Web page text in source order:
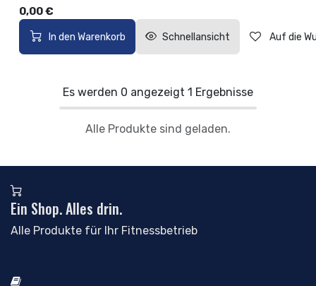
0,00€
In den Warenkorb Schnellansicht Auf die
Es werden 0 angezeigt 1 Ergebnisse
Alle Produkte sind geladen.
Ein Shop. Alles drin.
Alle Produkte für Ihr Fitnessbetrieb